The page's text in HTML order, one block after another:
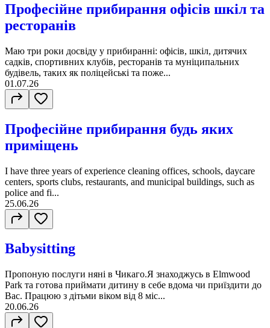
Професійне прибирання офісів шкіл та
ресторанів
Маю три роки досвіду у прибиранні: офісів, шкіл, дитячих
садків, спортивних клубів, ресторанів та муніципальних
будівель, таких як поліцейські та поже...
01.07.26
Професійне прибирання будь яких
приміщень
I have three years of experience cleaning offices, schools, daycare
centers, sports clubs, restaurants, and municipal buildings, such as
police and fi...
25.06.26
Babysitting
Пропоную послуги няні в Чикаго.Я знаходжусь в Elmwood
Park та готова приймати дитину в себе вдома чи приїздити до
Вас. Працюю з дітьми віком від 8 міс...
20.06.26